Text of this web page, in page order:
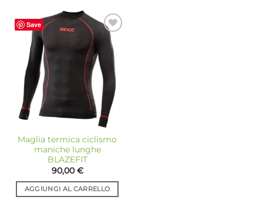
Save
Aggiungi
alla lista
dei
desideri
Maglia termica ciclismo
maniche lunghe
BLAZEFIT
90,00 €
AGGIUNGI AL CARRELLO